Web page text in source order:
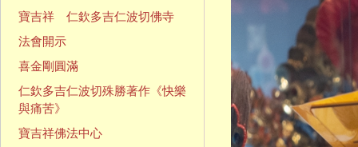
寶吉祥 仁欽多吉仁波切佛寺
法會開示
喜金剛圓滿
仁欽多吉仁波切殊勝著作《快樂
與痛苦》
寶吉祥佛法中心